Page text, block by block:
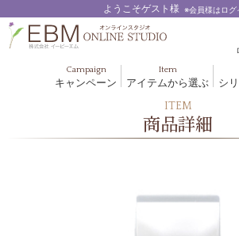
ようこそゲスト様 ※会員様はログ
Campaign
キャンペーン
Item
アイテムから選ぶ
健美食品
シ
ブルームオーラ.
ITEM
商品詳細